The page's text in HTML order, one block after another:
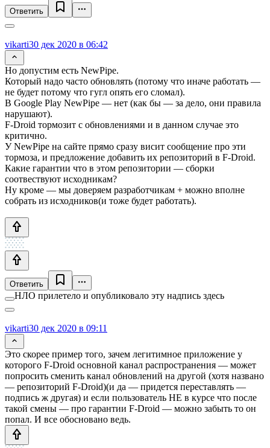
Ответить
vikarti30 дек 2020 в 06:42
Но допустим есть NewPipe.
Который надо часто обновлять (потому что иначе работать —
не будет потому что гугл опять его сломал).
В Google Play NewPipe — нет (как бы — за дело, они правила
нарушают).
F-Droid тормозит с обновлениями и в данном случае это
критично.
У NewPipe на сайте прямо сразу висит сообщение про эти
тормоза, и предложение добавить их репозиторий в F-Droid.
Какие гарантии что в этом репозитории — сборки
соотвествуют исходникам?
Ну кроме — мы доверяем разработчикам + можно вполне
собрать из исходников(и тоже будет работать).
Ответить
НЛО прилетело и опубликовало эту надпись здесь
vikarti30 дек 2020 в 09:11
Это скорее пример того, зачем легитимное приложение у
которого F-Droid основной канал распространения — может
попросить сменить канал обновлений на другой (хотя названо
— репозиторий F-Droid)(и да — придется переставлять —
подпись ж другая) и если пользователь НЕ в курсе что после
такой смены — про гарантии F-Droid — можно забыть то он
попал. И все обосновано ведь.